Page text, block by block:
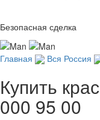
Безопасная сделка
Главная Вся Россия
Купить
000 95 00